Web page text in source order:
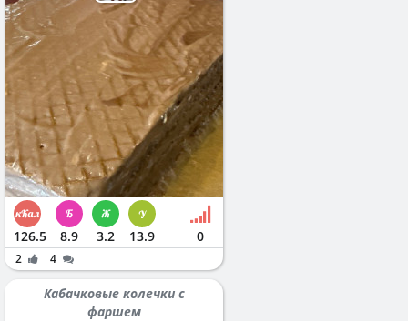
126.5 8.9 3.2 13.9 0
2 4
Кабачковые колечки с
фаршем